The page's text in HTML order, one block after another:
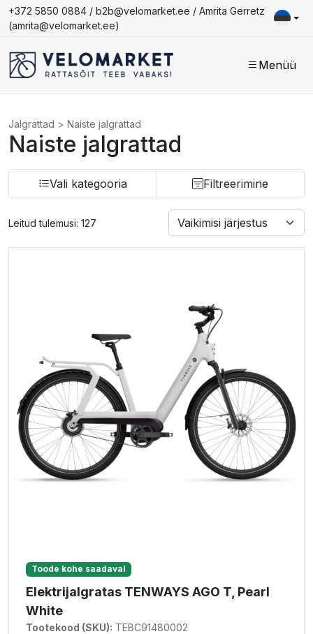
+372 5850 0884 / b2b@velomarket.ee / Amrita Gerretz
(amrita@velomarket.ee)
Menüü
Jalgrattad > Naiste jalgrattad
Naiste jalgrattad
Vali kategooria Filtreerimine
Leitud tulemusi: 127
Toode kohe saadaval
Elektrijalgratas TENWAYS AGO T, Pearl
White
Tootekood (SKU): TEBC91480002